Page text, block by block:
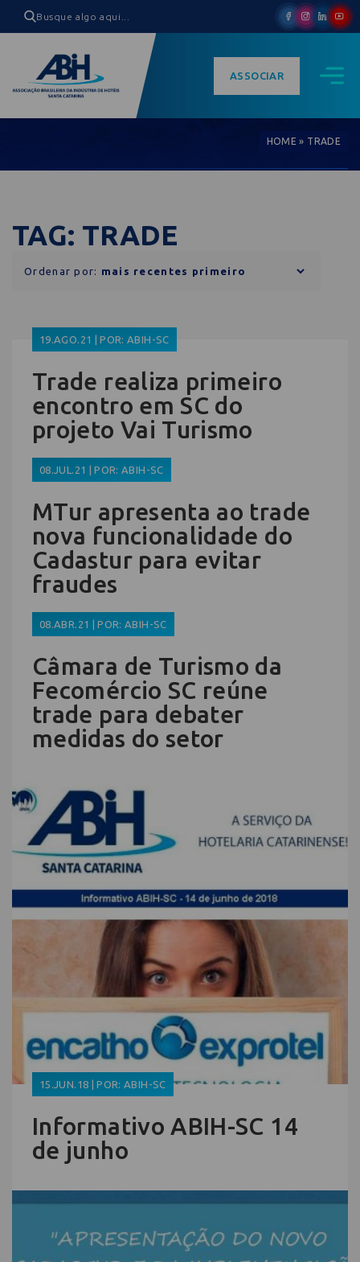
ASSOCIAR
HOME » TRADE
TAG: TRADE
Ordenar por:
19.AGO.21 | POR: ABIH-SC
Trade realiza primeiro
encontro em SC do
projeto Vai Turismo
08.JUL.21 | POR: ABIH-SC
MTur apresenta ao trade
nova funcionalidade do
Cadastur para evitar
fraudes
08.ABR.21 | POR: ABIH-SC
Câmara de Turismo da
Fecomércio SC reúne
trade para debater
medidas do setor
15.JUN.18 | POR: ABIH-SC
Informativo ABIH-SC 14
de junho